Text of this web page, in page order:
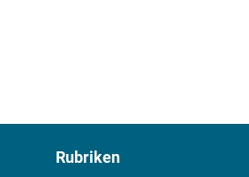
Rubriken